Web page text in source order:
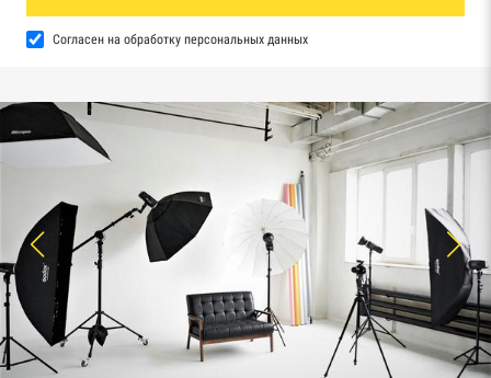
Согласен на обработку персональных данных